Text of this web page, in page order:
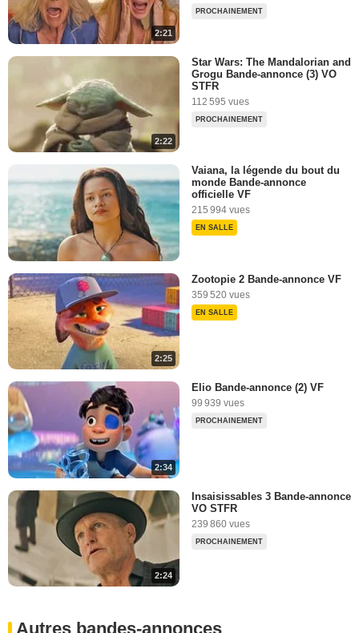
2:21
PROCHAINEMENT
2:22
Star Wars: The Mandalorian and
Grogu Bande-annonce (3) VO
STFR
112 595 vues
PROCHAINEMENT
Vaiana, la légende du bout du
monde Bande-annonce
officielle VF
215 994 vues
EN SALLE
2:25
Zootopie 2 Bande-annonce VF
359 520 vues
EN SALLE
2:34
Elio Bande-annonce (2) VF
99 939 vues
PROCHAINEMENT
2:24
Insaisissables 3 Bande-annonce
VO STFR
239 860 vues
PROCHAINEMENT
Autres bandes-annonces